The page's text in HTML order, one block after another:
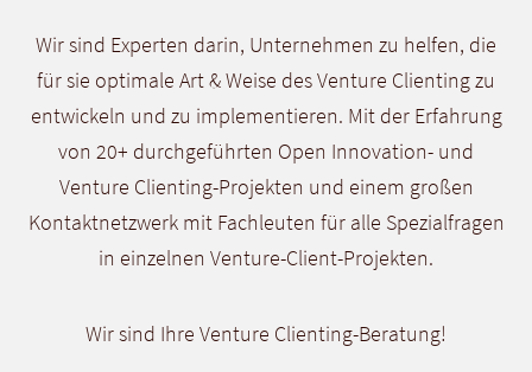
Wir sind Experten darin, Unternehmen zu helfen, die
für sie optimale Art & Weise des Venture Clienting zu
entwickeln und zu implementieren. Mit der Erfahrung
von 20+ durchgeführten Open Innovation- und
Venture Clienting-Projekten und einem großen
Kontaktnetzwerk mit Fachleuten für alle Spezialfragen
in einzelnen Venture-Client-Projekten.
Wir sind Ihre Venture Clienting-Beratung!